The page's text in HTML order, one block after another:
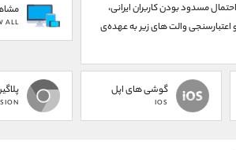
مسدود بودن کاربران ایرانی،
والت های زیر به عهده‌ی
ALL
گوشی های اپل
IOS